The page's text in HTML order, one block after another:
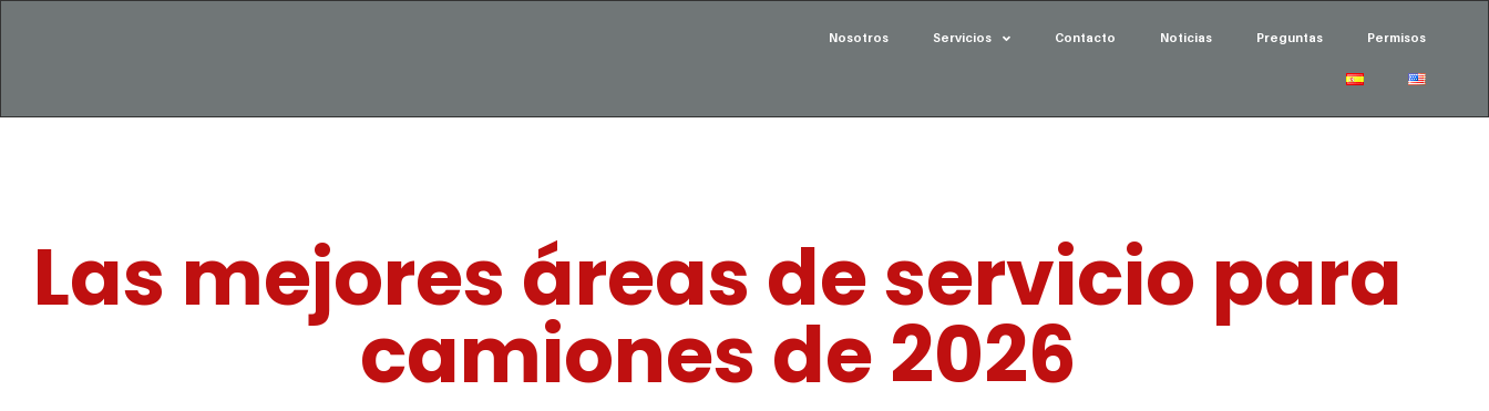
Nosotros Servicios Contacto Noticias Preguntas Permisos
Las mejores áreas de servicio para
camiones de 2026